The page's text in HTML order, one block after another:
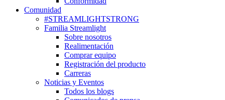
Comunidad
#STREAMLIGHTSTRONG
Familia Streamlight
Sobre nosotros
Realimentación
Comprar equipo
Registración del producto
Carreras
Noticias y Eventos
Todos los blogs